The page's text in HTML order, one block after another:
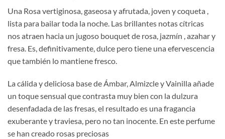
precios:
desde
€15,00
hasta
€22,00
Una Rosa vertiginosa, gaseosa y afrutada, joven y coqueta ,
lista para bailar toda la noche. Las brillantes notas cítricas
nos atraen hacia un jugoso bouquet de rosa, jazmín , azahar y
fresa. Es, definitivamente, dulce pero tiene una efervescencia
que también lo mantiene fresco.
La cálida y deliciosa base de Ámbar, Almizcle y Vainilla añade
un toque sensual que contrasta muy bien con la dulzura
desenfadada de las fresas, el resultado es una fragancia
exuberante y traviesa, pero no tan inocente. En este perfume
se han creado rosas preciosas